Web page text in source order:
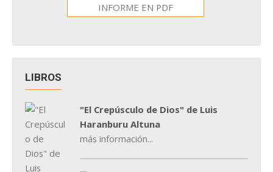
INFORME EN PDF
LIBROS
"El Crepúsculo de Dios" de Luis
Haranburu Altuna
más información...